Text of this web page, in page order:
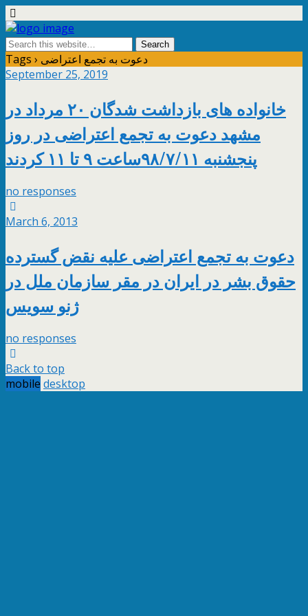
Tags › دعوت به تجمع اعتراضی
September 25, 2019
خانواده های بازداشت شدگان ۲۰ مرداد در
مشهد دعوت به تجمع اعتراضی در روز
پنجشنبه ۹۸/۷/۱۱ساعت ۹ تا ۱۱ کردند
no responses
March 6, 2013
دعوت به تجمع اعتراضی علیه نقض گسترده
حقوق بشر در ایران در مقر سازمان ملل در
ژنو سویس
no responses
Back to top
mobile desktop